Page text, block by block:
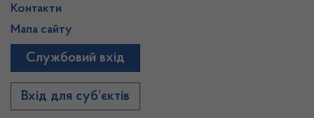
Контакти
Мапа сайту
Службовий вхід
Вхід для суб’єктів